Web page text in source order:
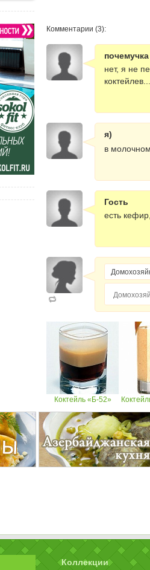
Комментарии (3):
почемучка
нет, я не
я)
в
Гость
есть
Коктейль «Б-52»
Коллекции